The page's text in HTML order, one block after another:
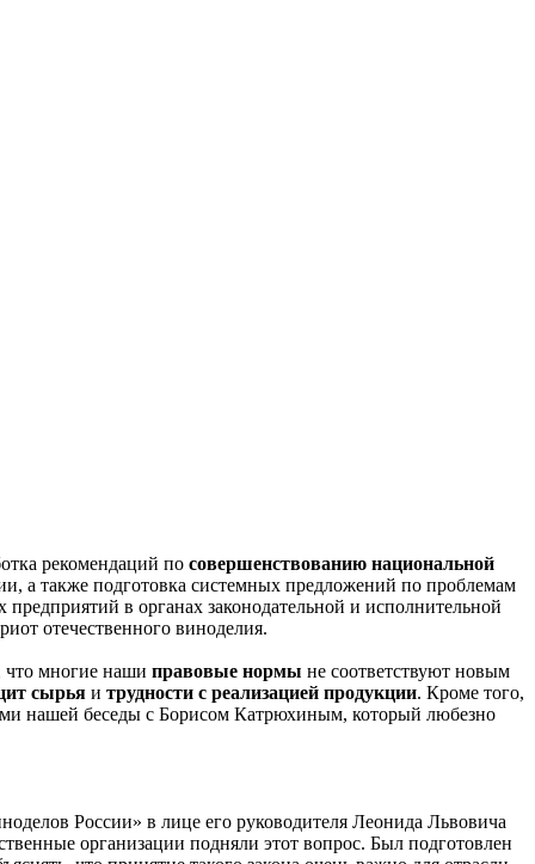
рекомендаций по совершенствованию национальной
а также подготовка системных предложений по проблемам
в органах законодательной и исполнительной
отечественного виноделия.
что многие наши правовые нормы не соответствуют новым
сырья и трудности с реализацией продукции. Кроме того,
нашей беседы с Борисом Катрюхиным, который любезно
России» в лице его руководителя Леонида Львовича
организации подняли этот вопрос. Был подготовлен